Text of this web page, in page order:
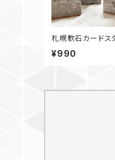
札幌軟石カードス
¥990